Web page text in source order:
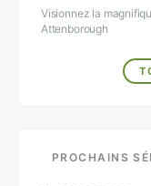
Visionnez la
Attenborough
PROCHAINS